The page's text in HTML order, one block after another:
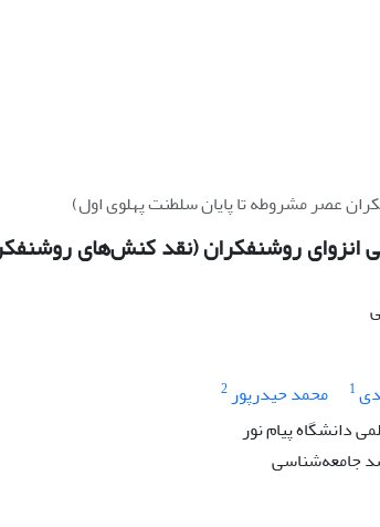
عصر مشروطه تا پایان سلطنت پهلوی اول)
انزوای روشنفکران (نقد کنش‌های
1 محمد حیدرپور2
دانشگاه پیام نور
جامعه‌شناسی